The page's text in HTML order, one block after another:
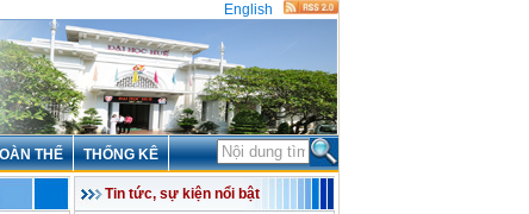
English
THỂ THỐNG KÊ
Tin tức, sự kiện nổi bật